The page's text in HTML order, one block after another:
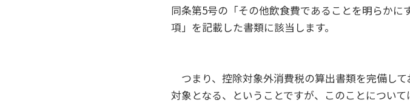
同条第5号の「その他飲食費であることを明らかに
項」を記載した書類に該当します。
つまり、控除対象外消費税の算出書類を完備し
対象となる、ということですが、このことについ